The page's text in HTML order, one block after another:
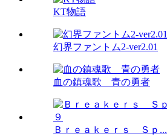
KT物語
幻界ファントム2-ver2.01
血の鎮魂歌 青の勇者
Ｂｒｅａｋｅｒｓ Ｓｐ...